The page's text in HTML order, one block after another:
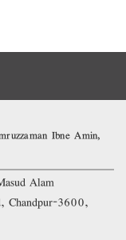
Ibne Amin,
Alam
Chandpur-3600,